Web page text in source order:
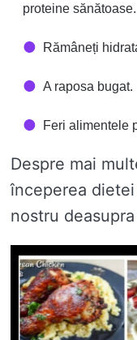
proteine ​​sănătoase.
Rămâneți
A raposa bugat.
Feri alimentele
Despre mai
începerea
nostru deasupra